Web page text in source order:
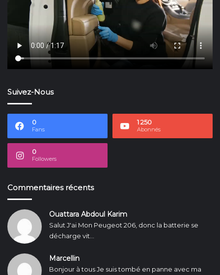
Suivez-Nous
0
Fans
1 250
Abonnés
0
Followers
Commentaires récents
Ouattara Abdoul Karim
Salut J'ai Mon Peugeot 206, donc la batterie se
décharge vit...
Marcellin
Bonjour à tous Je suis tombé en panne avec ma